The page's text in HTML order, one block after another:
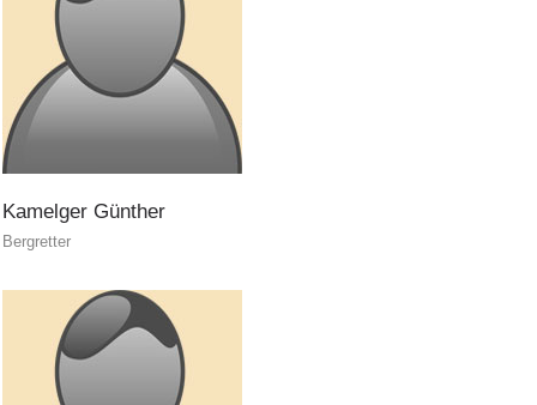
Ausbildung
TÄTIGKEIT
Kamelger Günther
Bergretter